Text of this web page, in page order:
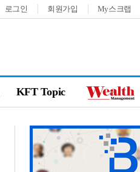
로그인 회원가입 My스크랩
KFT Topic